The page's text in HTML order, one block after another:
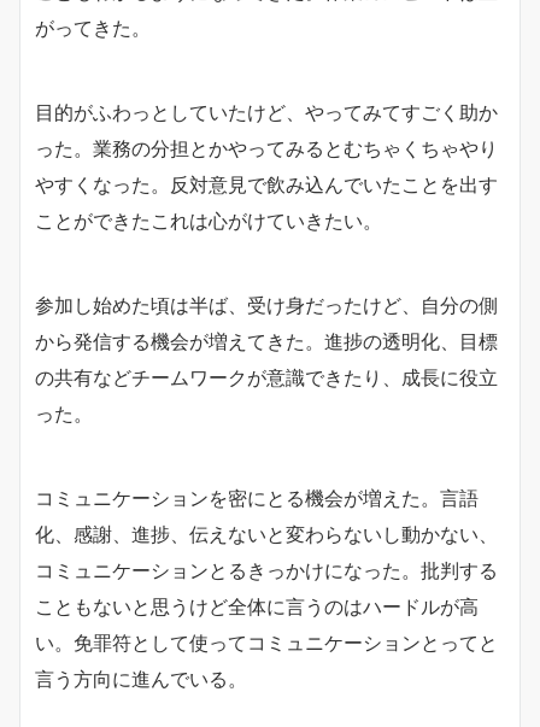
がってきた。
目的がふわっとしていたけど、やってみてすごく助か
った。業務の分担とかやってみるとむちゃくちゃやり
やすくなった。反対意見で飲み込んでいたことを出す
ことができたこれは心がけていきたい。
参加し始めた頃は半ば、受け身だったけど、自分の側
から発信する機会が増えてきた。進捗の透明化、目標
の共有などチームワークが意識できたり、成長に役立
った。
コミュニケーションを密にとる機会が増えた。言語
化、感謝、進捗、伝えないと変わらないし動かない、
コミュニケーションとるきっかけになった。批判する
こともないと思うけど全体に言うのはハードルが高
い。免罪符として使ってコミュニケーションとってと
言う方向に進んでいる。